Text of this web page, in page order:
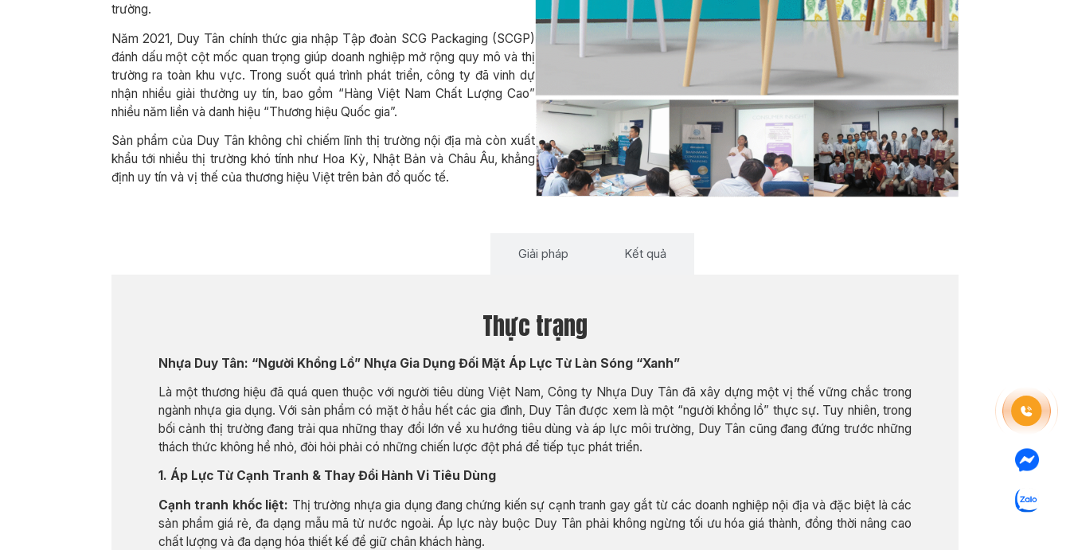
trường.
Năm 2021, Duy Tân chính thức gia nhập Tập đoàn SCG Packaging (SCGP)
đánh dấu một cột mốc quan trọng giúp doanh nghiệp mở rộng quy mô và thị
trường ra toàn khu vực. Trong suốt quá trình phát triển, công ty đã vinh dự
nhận nhiều giải thưởng uy tín, bao gồm “Hàng Việt Nam Chất Lượng Cao”
nhiều năm liền và danh hiệu “Thương hiệu Quốc gia”.
Sản phẩm của Duy Tân không chỉ chiếm lĩnh thị trường nội địa mà còn xuất
khẩu tới nhiều thị trường khó tính như Hoa Kỳ, Nhật Bản và Châu Âu, khẳng
định uy tín và vị thế của thương hiệu Việt trên bản đồ quốc tế.
Giải pháp Kết quả
Thực trạng
Nhựa Duy Tân: “Người Khổng Lồ” Nhựa Gia Dụng Đối Mặt Áp Lực Từ Làn Sóng “Xanh”
Là một thương hiệu đã quá quen thuộc với người tiêu dùng Việt Nam, Công ty Nhựa Duy Tân đã xây dựng một vị thế vững chắc trong
ngành nhựa gia dụng. Với sản phẩm có mặt ở hầu hết các gia đình, Duy Tân được xem là một “người khổng lồ” thực sự. Tuy nhiên, trong
bối cảnh thị trường đang trải qua những thay đổi lớn về xu hướng tiêu dùng và áp lực môi trường, Duy Tân cũng đang đứng trước những
thách thức không hề nhỏ, đòi hỏi phải có những chiến lược đột phá để tiếp tục phát triển.
1. Áp Lực Từ Cạnh Tranh & Thay Đổi Hành Vi Tiêu Dùng
Cạnh tranh khốc liệt: Thị trường nhựa gia dụng đang chứng kiến sự cạnh tranh gay gắt từ các doanh nghiệp nội địa và đặc biệt là các
sản phẩm giá rẻ, đa dạng mẫu mã từ nước ngoài. Áp lực này buộc Duy Tân phải không ngừng tối ưu hóa giá thành, đồng thời nâng cao
chất lượng và đa dạng hóa thiết kế để giữ chân khách hàng.